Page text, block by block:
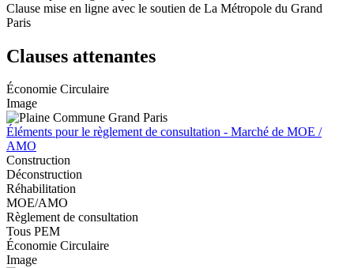
Clause mise en ligne avec le soutien de La Métropole du Grand
Paris
Clauses attenantes
Économie Circulaire
Image
Éléments pour le règlement de consultation - Marché de MOE /
AMO
Construction
Déconstruction
Réhabilitation
MOE/AMO
Règlement de consultation
Tous PEM
Économie Circulaire
Image